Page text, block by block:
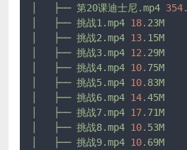
├── 第20课迪士尼.mp4 354.
├── 挑战1.mp4 18. 23M
├── 挑战2.mp4 13. 15M
├── 挑战3.mp4 12. 29M
├── 挑战4.mp4 10. 75M
├── 挑战5.mp4 10. 83M
├── 挑战6.mp4 14.45M
├── 挑战7.mp4 17. 71M
├── 挑战8.mp4 10. 53M
├── 挑战9.mp4 10. 69M